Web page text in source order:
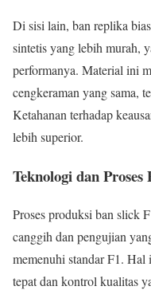
Di sisi lain, ban replika
sintetis yang lebih murah,
performanya. Material ini
cengkeraman yang sama,
Ketahanan terhadap
lebih superior.
Teknologi dan Proses
Proses produksi ban slick
canggih dan pengujian
memenuhi standar F1.
tepat dan kontrol kualitas